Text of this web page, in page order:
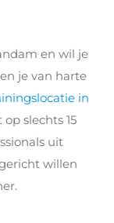
en wil je
je van harte
in
slechts 15
uit
willen